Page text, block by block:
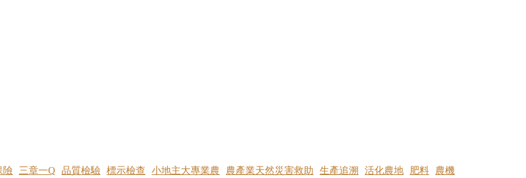
險 三章一Q 品質檢驗 標示檢查 小地主大專業農 農產業天然災害救助 生產追溯 活化農地 肥料 農機